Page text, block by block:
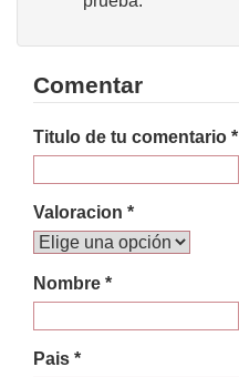
Comentar
Titulo de tu comentario *
Valoracion *
Nombre *
Pais *